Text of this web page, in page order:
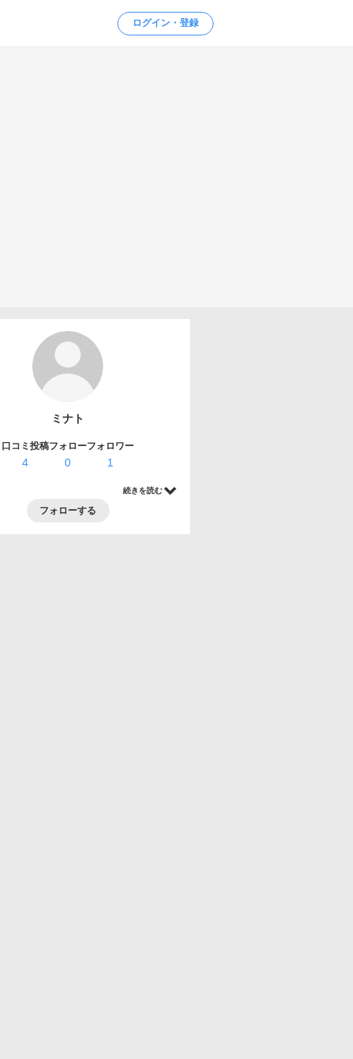
ログイン・登録
ミナト
口コミ投稿
4
フォロー
0
フォロワー
1
続きを読む
フォローする